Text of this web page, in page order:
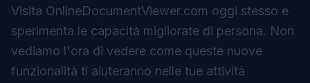
Visita OnlineDocumentViewer.com oggi stesso e
sperimenta le capacità migliorate di persona. Non
vediamo l'ora di vedere come queste nuove
funzionalità ti aiuteranno nelle tue attività